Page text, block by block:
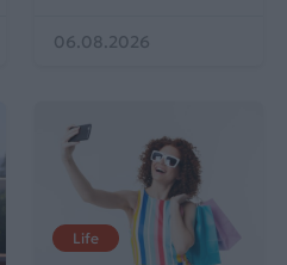
06.08.2026
Life